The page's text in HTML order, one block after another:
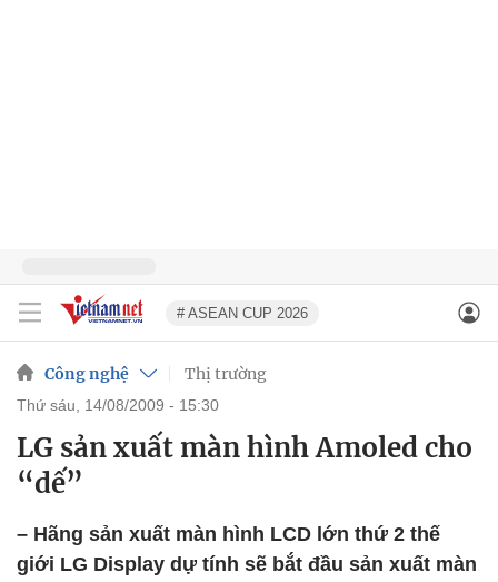
# ASEAN CUP 2026
Công nghệ Thị trường
thứ sáu, 14/08/2009 - 15:30
LG sản xuất màn hình Amoled cho
“dế”
– Hãng sản xuất màn hình LCD lớn thứ 2 thế
giới LG Display dự tính sẽ bắt đầu sản xuất màn